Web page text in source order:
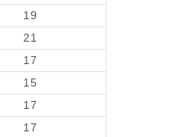
19
21
17
15
17
17